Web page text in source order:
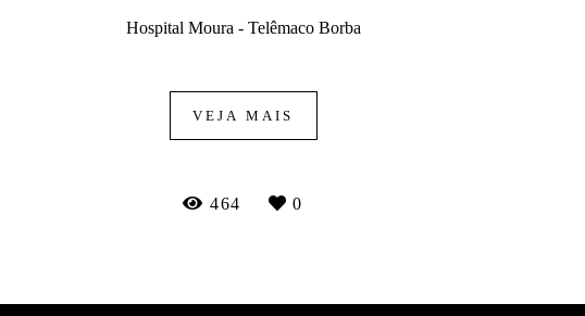
Hospital Moura - Telêmaco Borba
VEJA MAIS
464 0